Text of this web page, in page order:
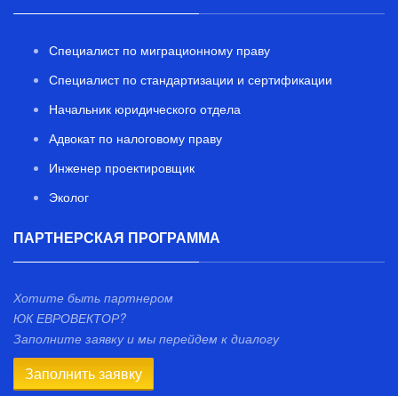
Специалист по миграционному праву
Специалист по стандартизации и сертификации
Начальник юридического отдела
Адвокат по налоговому праву
Инженер проектировщик
Эколог
ПАРТНЕРСКАЯ ПРОГРАММА
Хотите быть партнером
ЮК ЕВРОВЕКТОР?
Заполните заявку и мы перейдем к диалогу
Заполнить заявку